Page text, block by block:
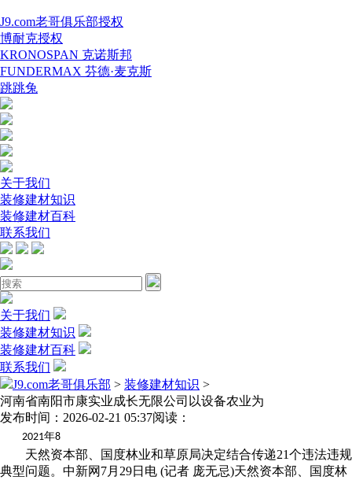
J9.com老哥俱乐部授权
博耐克授权
KRONOSPAN 克诺斯邦
FUNDERMAX 芬德·麦克斯
跳跳兔
关于我们
装修建材知识
装修建材百科
联系我们
关于我们
装修建材知识
装修建材百科
联系我们
J9.com老哥俱乐部 > 装修建材知识 >
河南省南阳市康实业成长无限公司以设备农业为
发布时间：2026-02-21 05:37阅读：
2021年8
天然资本部、国度林业和草原局决定结合传递21个违法违规
典型问题。中新网7月29日电 (记者 庞无忌)天然资本部、国度林